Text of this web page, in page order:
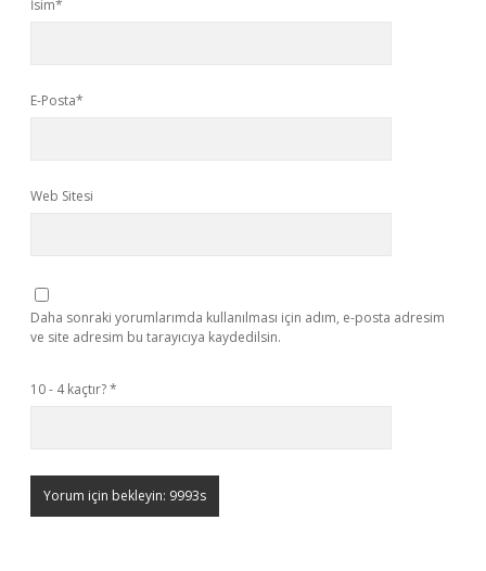
İsim*
E-Posta*
Web Sitesi
Daha sonraki yorumlarımda kullanılması için adım, e-posta adresim
ve site adresim bu tarayıcıya kaydedilsin.
10 - 4 kaçtır?*